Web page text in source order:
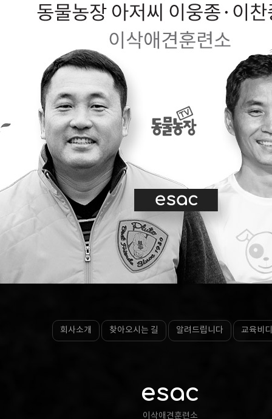
회사소개 찾아오시는 길 알려드립니다 교육비
esac
이삭애견훈련소